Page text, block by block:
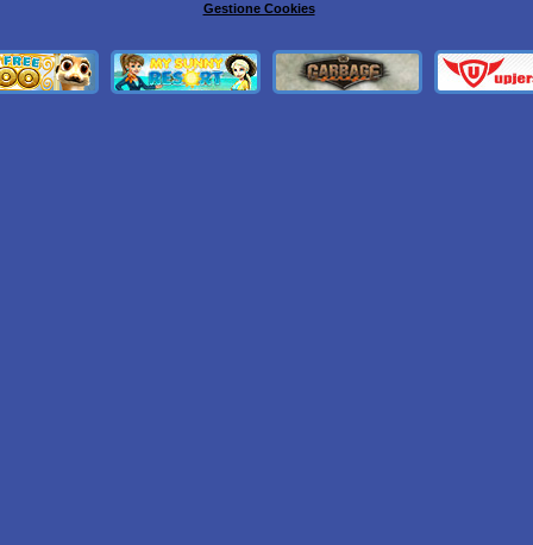
Gestione Cookies